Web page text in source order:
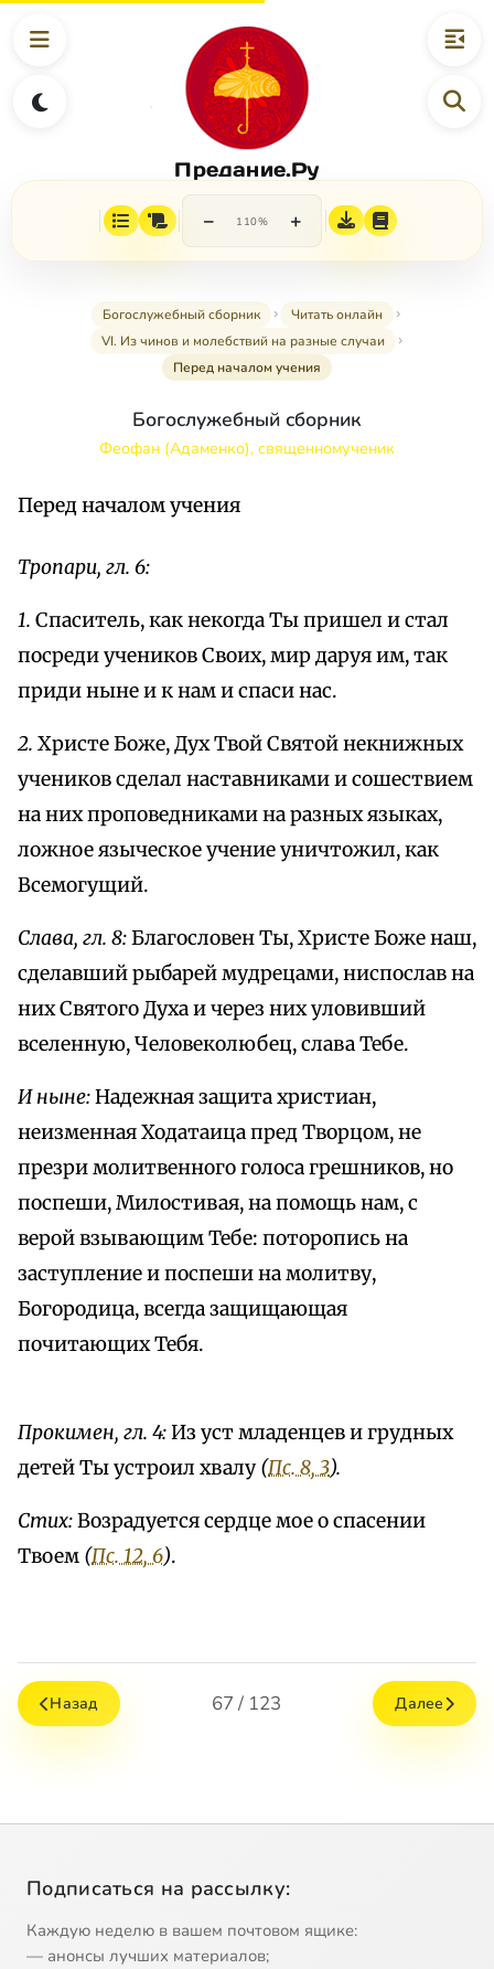
Предание.Ру
− 110% +
Богослужебный сборник
Читать онлайн
VI. Из чинов и молебствий на разные случаи
Перед началом учения
Богослужебный сборник
Феофан (Адаменко), священномученик
Перед началом учения
Тропари, гл. 6:
1. Спаситель, как некогда Ты пришел и стал
посреди учеников Своих, мир даруя им, так
приди ныне и к нам и спаси нас.
2. Христе Боже, Дух Твой Святой некнижных
учеников сделал наставниками и сошествием
на них проповедниками на разных языках,
ложное языческое учение уничтожил, как
Всемогущий.
Слава, гл. 8:Благословен Ты, Христе Боже наш,
сделавший рыбарей мудрецами, ниспослав на
них Святого Духа и через них уловивший
вселенную, Человеколюбец, слава Тебе.
И ныне:Надежная защита христиан,
неизменная Ходатаица пред Творцом, не
презри молитвенного голоса грешников, но
поспеши, Милостивая, на помощь нам, с
верой взывающим Тебе: поторопись на
заступление и поспеши на молитву,
Богородица, всегда защищающая
почитающих Тебя.
Прокимен, гл. 4:Из уст младенцев и грудных
детей Ты устроил хвалу(Пс. 8, 3).
Стих:Возрадуется сердце мое о спасении
Твоем (Пс. 12, 6).
Назад 67 / 123 Далее
Подписаться на рассылку:
Каждую неделю в вашем почтовом ящике:
— анонсы лучших материалов;